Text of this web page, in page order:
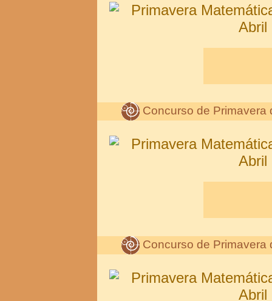
Concurso de Primavera
Concurso de Primavera